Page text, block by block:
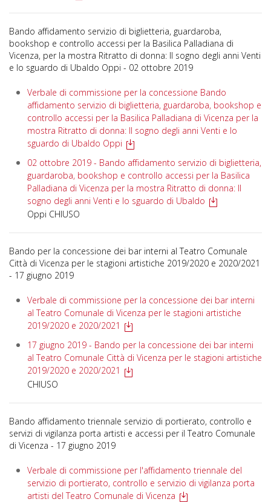
Bando affidamento servizio di biglietteria, guardaroba,
bookshop e controllo accessi per la Basilica Palladiana di
Vicenza, per la mostra Ritratto di donna: Il sogno degli anni Venti
e lo sguardo di Ubaldo Oppi - 02 ottobre 2019
Verbale di commissione per la concessione Bando
affidamento servizio di biglietteria, guardaroba, bookshop e
controllo accessi per la Basilica Palladiana di Vicenza per la
mostra Ritratto di donna: Il sogno degli anni Venti e lo
sguardo di Ubaldo Oppi
02 ottobre 2019 - Bando affidamento servizio di biglietteria,
guardaroba, bookshop e controllo accessi per la Basilica
Palladiana di Vicenza per la mostra Ritratto di donna: Il
sogno degli anni Venti e lo sguardo di Ubaldo
Oppi CHIUSO
Bando per la concessione dei bar interni al Teatro Comunale
Città di Vicenza per le stagioni artistiche 2019/2020 e 2020/2021
- 17 giugno 2019
Verbale di commissione per la concessione dei bar interni
al Teatro Comunale di Vicenza per le stagioni artistiche
2019/2020 e 2020/2021
17 giugno 2019 - Bando per la concessione dei bar interni
al Teatro Comunale Città di Vicenza per le stagioni artistiche
2019/2020 e 2020/2021
CHIUSO
Bando affidamento triennale servizio di portierato, controllo e
servizi di vigilanza porta artisti e accessi per il Teatro Comunale
di Vicenza - 17 giugno 2019
Verbale di commissione per l'affidamento triennale del
servizio di portierato, controllo e servizio di vigilanza porta
artisti del Teatro Comunale di Vicenza